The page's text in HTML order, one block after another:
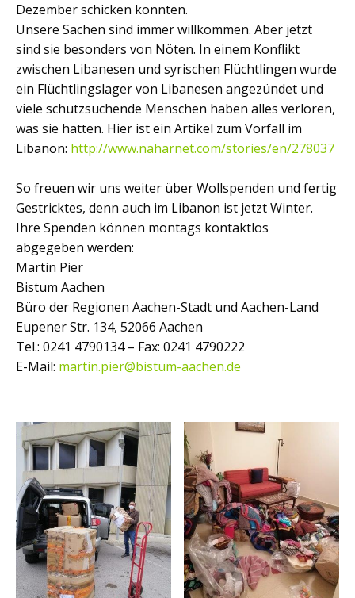
Dezember schicken konnten.
Unsere Sachen sind immer willkommen. Aber jetzt
sind sie besonders von Nöten. In einem Konflikt
zwischen Libanesen und syrischen Flüchtlingen wurde
ein Flüchtlingslager von Libanesen angezündet und
viele schutzsuchende Menschen haben alles verloren,
was sie hatten. Hier ist ein Artikel zum Vorfall im
Libanon: http://www.naharnet.com/stories/en/278037
So freuen wir uns weiter über Wollspenden und fertig
Gestricktes, denn auch im Libanon ist jetzt Winter.
Ihre Spenden können montags kontaktlos
abgegeben werden:
Martin Pier
Bistum Aachen
Büro der Regionen Aachen-Stadt und Aachen-Land
Eupener Str. 134, 52066 Aachen
Tel.: 0241 4790134 – Fax: 0241 4790222
E-Mail: martin.pier@bistum-aachen.de